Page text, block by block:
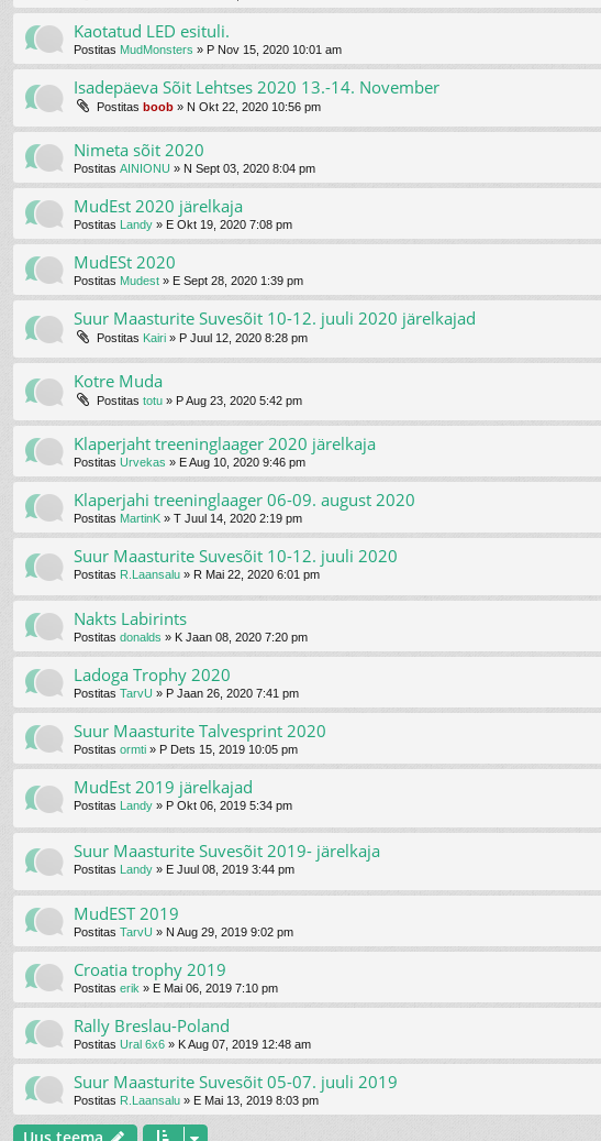
Kaotatud LED esituli.
Postitas MudMonsters » P Nov 15, 2020 10:01 am
Isadepäeva Sõit Lehtses 2020 13.-14. November
Postitas boob » N Okt 22, 2020 10:56 pm
Nimeta sõit 2020
Postitas AINIONU » N Sept 03, 2020 8:04 pm
MudEst 2020 järelkaja
Postitas Landy » E Okt 19, 2020 7:08 pm
MudESt 2020
Postitas Mudest » E Sept 28, 2020 1:39 pm
Suur Maasturite Suvesõit 10-12. juuli 2020 järelkajad
Postitas Kairi » P Juul 12, 2020 8:28 pm
Kotre Muda
Postitas totu » P Aug 23, 2020 5:42 pm
Klaperjaht treeninglaager 2020 järelkaja
Postitas Urvekas » E Aug 10, 2020 9:46 pm
Klaperjahi treeninglaager 06-09. august 2020
Postitas MartinK » T Juul 14, 2020 2:19 pm
Suur Maasturite Suvesõit 10-12. juuli 2020
Postitas R.Laansalu » R Mai 22, 2020 6:01 pm
Nakts Labirints
Postitas donalds » K Jaan 08, 2020 7:20 pm
Ladoga Trophy 2020
Postitas TarvU » P Jaan 26, 2020 7:41 pm
Suur Maasturite Talvesprint 2020
Postitas ormti » P Dets 15, 2019 10:05 pm
MudEst 2019 järelkajad
Postitas Landy » P Okt 06, 2019 5:34 pm
Suur Maasturite Suvesõit 2019- järelkaja
Postitas Landy » E Juul 08, 2019 3:44 pm
MudEST 2019
Postitas TarvU » N Aug 29, 2019 9:02 pm
Croatia trophy 2019
Postitas erik » E Mai 06, 2019 7:10 pm
Rally Breslau-Poland
Postitas Ural 6x6 » K Aug 07, 2019 12:48 am
Suur Maasturite Suvesõit 05-07. juuli 2019
Postitas R.Laansalu » E Mai 13, 2019 8:03 pm
Uus teema